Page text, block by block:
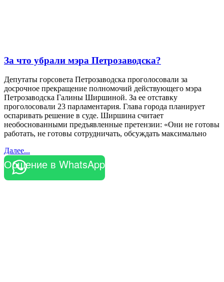
За что убрали мэра Петрозаводска?
Депутаты горсовета Петрозаводска проголосовали за
досрочное прекращение полномочий действующего мэра
Петрозаводска Галины Ширшиной. За ее отставку
проголосовали 23 парламентария. Глава города планирует
оспаривать решение в суде. Ширшина считает
необоснованными предъявленные претензии: «Они не готовы
работать, не готовы сотрудничать, обсуждать максимально
Далее...
Общение в WhatsApp